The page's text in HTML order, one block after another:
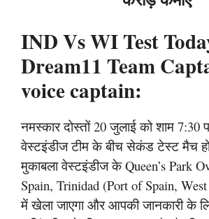
IND Vs WI Test
Dream11 Team
voice captain:
नमस्कार दोस्तों 20 जुलाई को शाम 7:30
वेस्टइंडीज टीम के बीच सेकंड टेस्ट मैच
मुकाबला वेस्टइंडीज के Queen’s Park
Spain, Trinidad (Port of Spain,
में खेला जाएगा और आपकी जानकारी के